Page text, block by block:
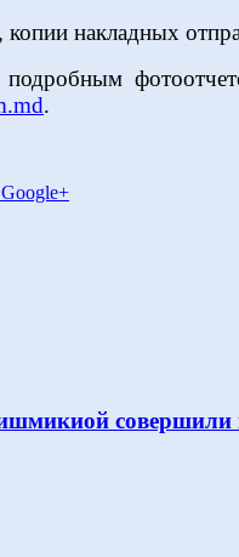
копии накладных
.
совершили